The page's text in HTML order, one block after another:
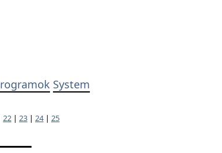
System
22 | 23 | 24| 25